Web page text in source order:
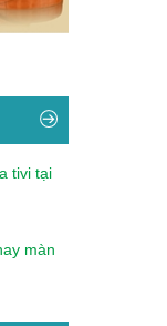
tivi tại
màn